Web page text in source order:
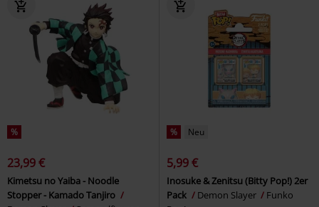
%
23,99 €
Kimetsu no Yaiba - Noodle
Stopper - Kamado Tanjiro
% Neu
5,99 €
Inosuke & Zenitsu (Bitty Pop!) 2er
Pack
Demon Slayer
Funko